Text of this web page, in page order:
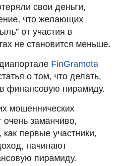
свои деньги,
что желающих
от участия в
не становится меньше.
FinGramota
о том, что делать,
финансовую пирамиду.
мошеннических
очень заманчиво,
первые участники,
начинают
пирамиду.